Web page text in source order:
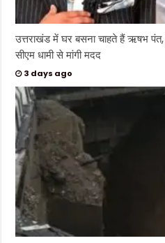
उत्तराखंड में घर बसना चाहते हैं ऋषभ
सीएम धामी से मांगी मदद
3 days ago